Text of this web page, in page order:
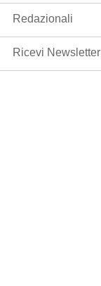
Redazionali
Ricevi Newsletter